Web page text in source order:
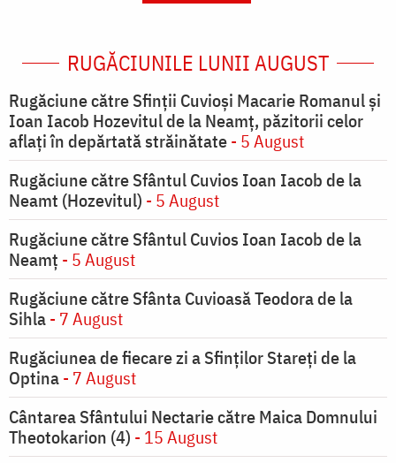
RUGĂCIUNILE LUNII AUGUST
Rugăciune către Sfinții Cuvioși Macarie Romanul și
Ioan Iacob Hozevitul de la Neamț, păzitorii celor
aflați în depărtată străinătate- 5 August
Rugăciune către Sfântul Cuvios Ioan Iacob de la
Neamt (Hozevitul) - 5 August
Rugăciune către Sfântul Cuvios Ioan Iacob de la
Neamț - 5 August
Rugăciune către Sfânta Cuvioasă Teodora de la
Sihla- 7 August
Rugăciunea de fiecare zi a Sfinților Stareți de la
Optina- 7 August
Cântarea Sfântului Nectarie către Maica Domnului
Theotokarion (4) - 15 August